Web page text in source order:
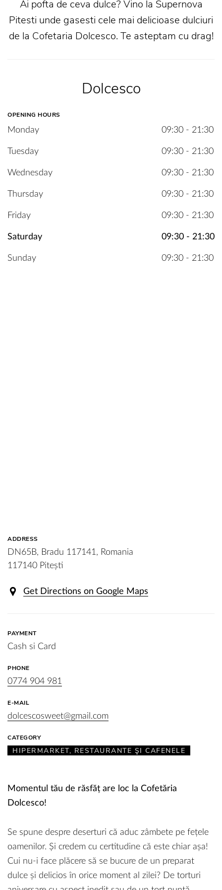
Ai pofta de ceva dulce? Vino la Supernova
Pitesti unde gasesti cele mai delicioase dulciuri
de la Cofetaria Dolcesco. Te asteptam cu drag!
Dolcesco
OPENING HOURS
Monday 09:30 - 21:30
Tuesday 09:30 - 21:30
Wednesday 09:30 - 21:30
Thursday 09:30 - 21:30
Friday 09:30 - 21:30
Saturday 09:30 - 21:30
Sunday 09:30 - 21:30
ADDRESS
DN65B, Bradu 117141, Romania
117140 Pitești
Get Directions on Google Maps
PAYMENT
Cash si Card
PHONE
0774 904 981
E-MAIL
dolcescosweet@gmail.com
CATEGORY
HIPERMARKET, RESTAURANTE ŞI CAFENELE
Momentul tău de răsfăț are loc la Cofetăria
Dolcesco!
Se spune despre deserturi că aduc zâmbete pe fețele
oamenilor. Și credem cu certitudine că este chiar așa!
Cui nu-i face plăcere să se bucure de un preparat
dulce și delicios în orice moment al zilei? De torturi